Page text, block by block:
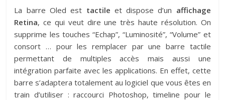
La barre Oled est tactile et dispose d’un affichage
Retina, ce qui veut dire une très haute résolution. On
supprime les touches “Echap”, “Luminosité”, “Volume” et
consort … pour les remplacer par une barre tactile
permettant de multiples accès mais aussi une
intégration parfaite avec les applications. En effet, cette
barre s’adaptera totalement au logiciel que vous êtes en
train d’utiliser : raccourci Photoshop, timeline pour le